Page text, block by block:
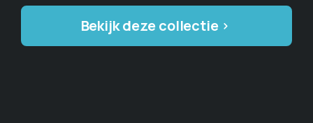
Bekijk deze collectie